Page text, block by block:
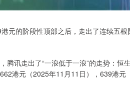
元的阶段性顶部之后，走出了连续五
腾讯走出了“一浪低于一浪”的走势：恒
港元（2025年11月11日），639港
-34.08 -0.24% 沪